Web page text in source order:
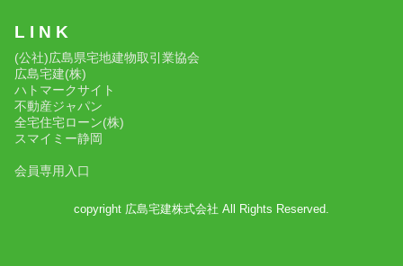
L I N K
(公社)広島県宅地建物取引業協会
広島宅建(株)
ハトマークサイト
不動産ジャパン
全宅住宅ローン(株)
スマイミー静岡
会員専用入口
copyright 広島宅建株式会社 All Rights Reserved.